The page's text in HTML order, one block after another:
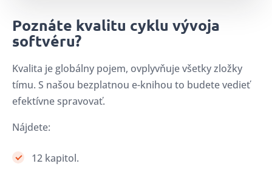
Poznáte kvalitu cyklu vývoja
softvéru?
Kvalita je globálny pojem, ovplyvňuje všetky zložky
tímu. S našou bezplatnou e-knihou to budete vedieť
efektívne spravovať.
Nájdete:
12 kapitol.